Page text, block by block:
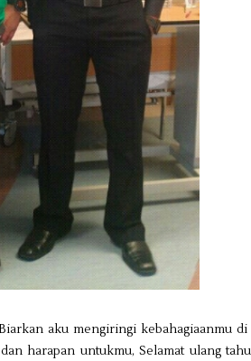
aku mengiringi kebahagiaanmu
harapan untukmu, Selamat ulang